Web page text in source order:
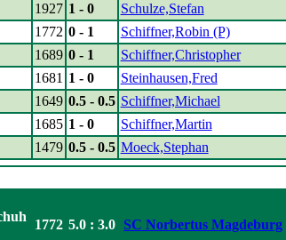
1927 1 - 0 Schulze,Stefan
1772 0 - 1 Schiffner,Robin (P)
1689 0 - 1 Schiffner,Christopher
1681 1 - 0 Steinhausen,Fred
1649 0.5 - 0.5 Schiffner,Michael
1685 1 - 0 Schiffner,Martin
1479 0.5 - 0.5 Moeck,Stephan
1772 5.0 : 3.0 SC Norbertus Magdeburg